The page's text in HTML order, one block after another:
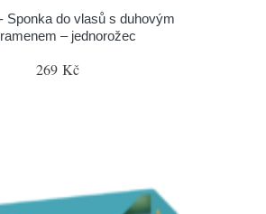
Sponka do vlasů s duhovým
– jednorožec
269 Kč